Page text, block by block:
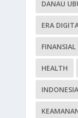
DANAU
ERA
FINANSIAL
HEALTH
INDONESIA